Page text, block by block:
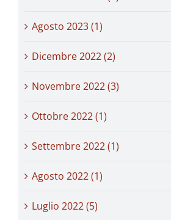
Agosto 2023 (1)
Dicembre 2022 (2)
Novembre 2022 (3)
Ottobre 2022 (1)
Settembre 2022 (1)
Agosto 2022 (1)
Luglio 2022 (5)